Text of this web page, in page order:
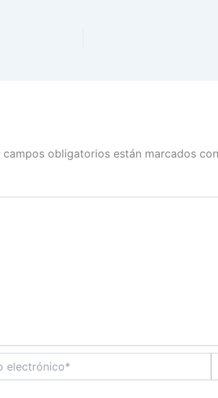
campos obligatorios están marcados con